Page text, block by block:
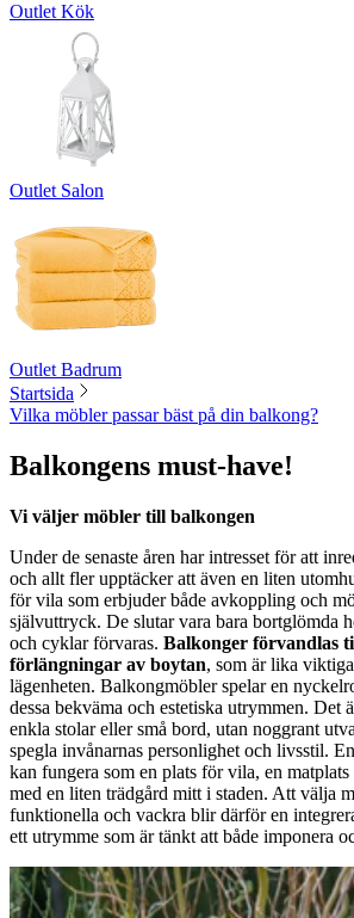
Outlet Kök
Outlet Salon
Outlet Badrum
Startsida
Vilka möbler passar bäst på din balkong?
Balkongens must-have!
Vi väljer möbler till balkongen
Under de senaste åren har intresset för att
och allt fler upptäcker att även en liten
för vila som erbjuder både avkoppling och
självuttryck. De slutar vara bara bortglömda
och cyklar förvaras. Balkonger förvandlas
förlängningar av boytan, som är lika
lägenheten. Balkongmöbler spelar en
dessa bekväma och estetiska utrymmen. Det
enkla stolar eller små bord, utan noggrant
spegla invånarnas personlighet och livsstil.
kan fungera som en plats för vila, en
med en liten trädgård mitt i staden. Att välja
funktionella och vackra blir därför en
ett utrymme som är tänkt att både imponera